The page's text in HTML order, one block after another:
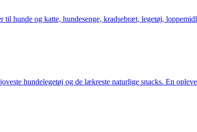
hunde og katte, hundesenge, kradsebræt, legetøj,
hundelegetøj og de lækreste naturlige snacks. En